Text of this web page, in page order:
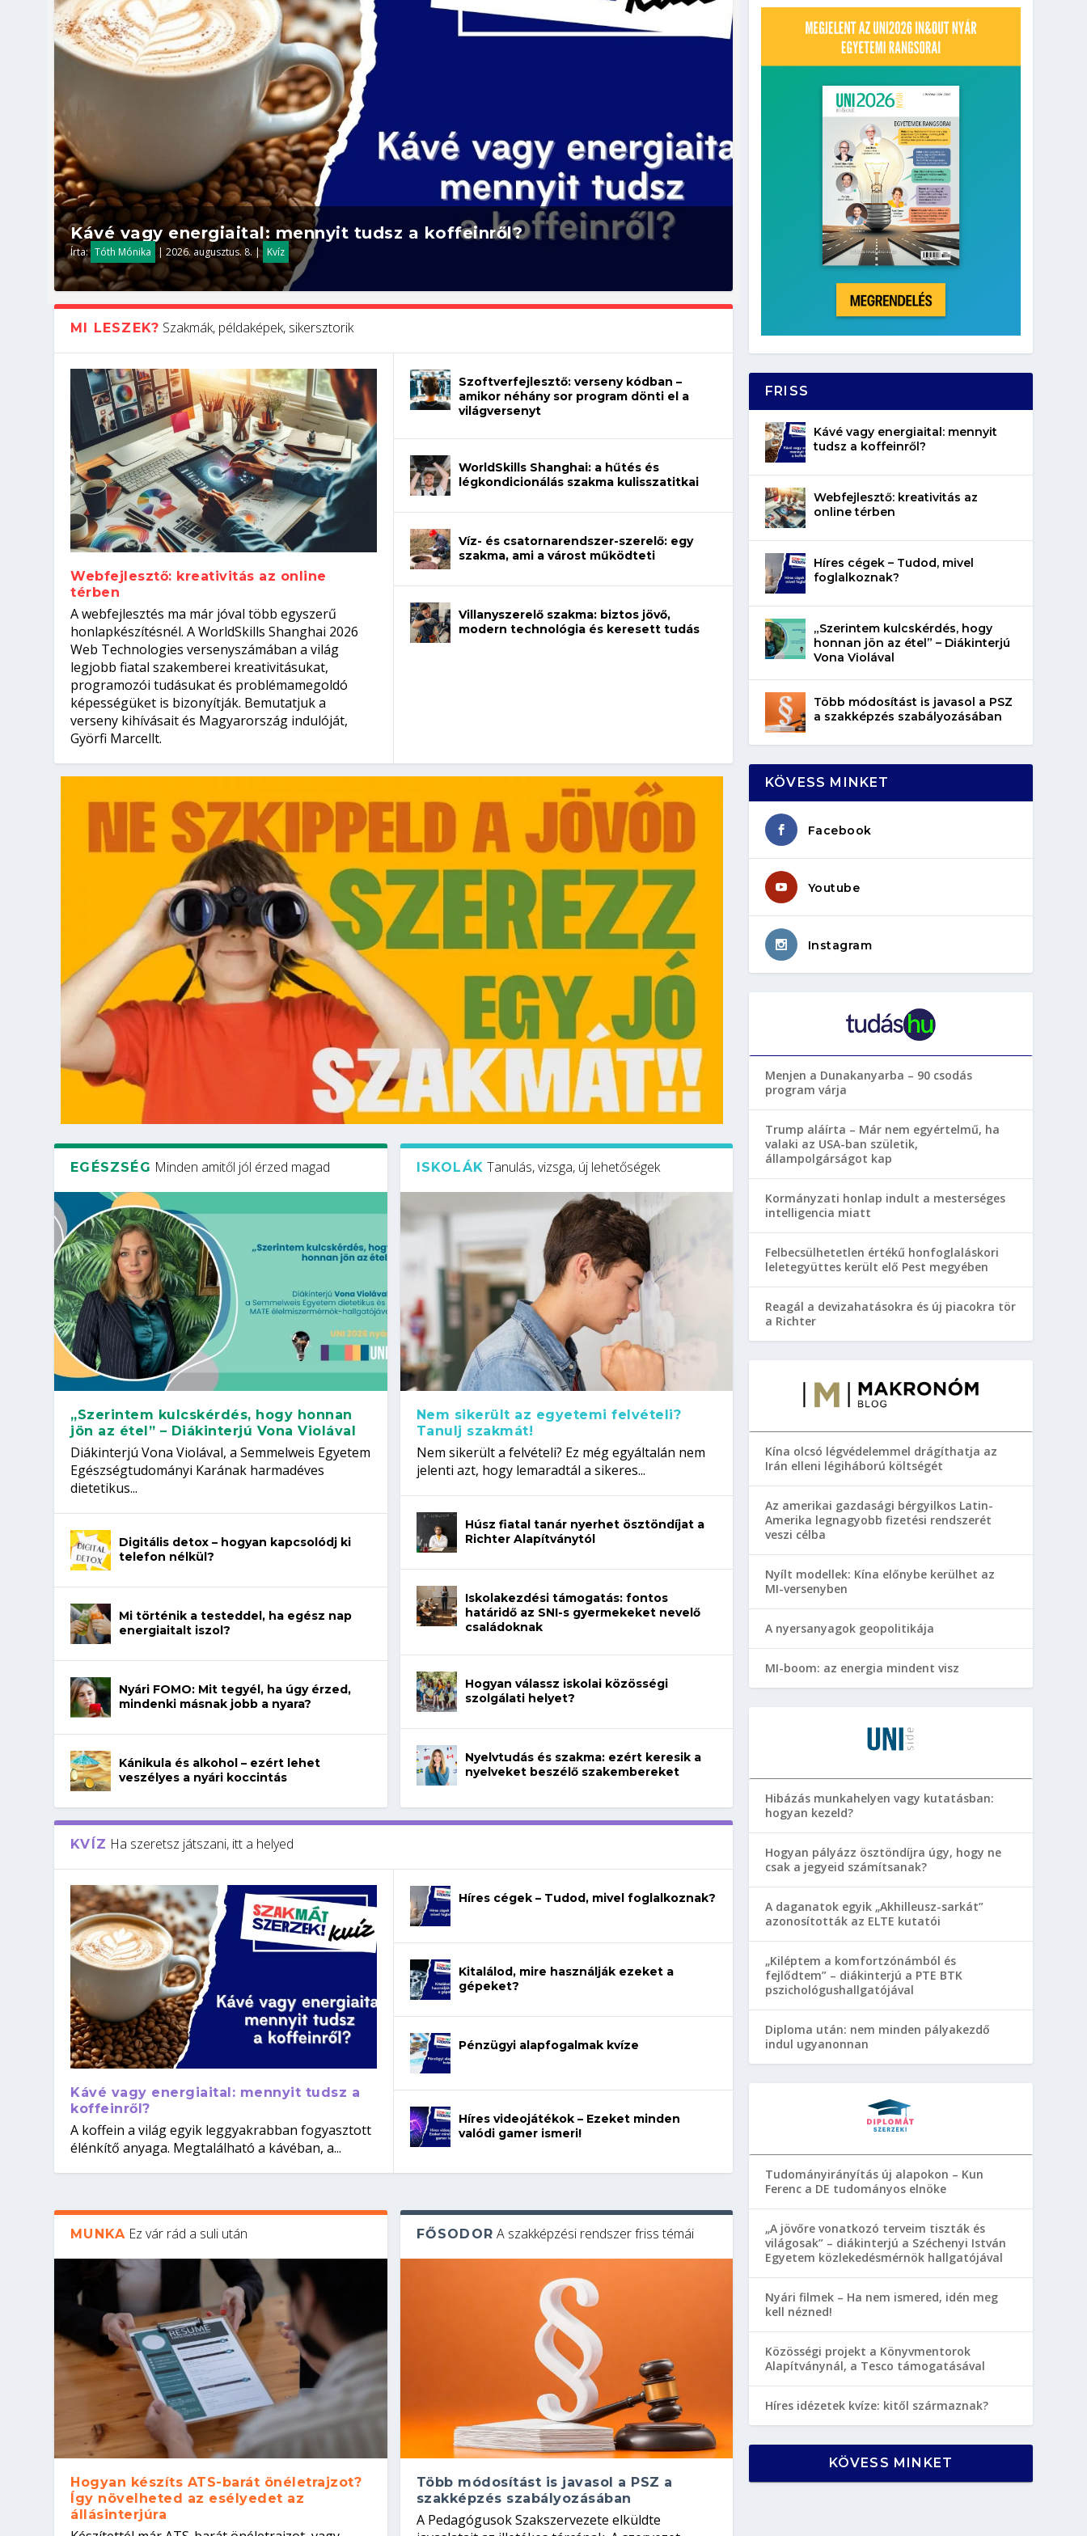
Kávé vagy energiaital: mennyit tudsz a koffeinről?
Írta: Tóth Mónika |2026. augusztus. 8.| Kvíz
Hogyan készíts ATS-barát önéletrajzot? Így növelheted az esélyedet az
állásinterjúra...
Írta: Oláh Erika |2026. augusztus. 5.| Munka
Kitalálod, mire használják ezeket a gépeket?
Írta: Tóth Mónika |2026. augusztus. 4.| Kvíz
Nem sikerült az egyetemi felvételi? Tanulj szakmát!
Írta: Oláh Erika |2026. augusztus. 4.| Iskolák
Szoftverfejlesztő: verseny kódban – amikor néhány sor program dönti
el a világversenyt...
Írta: Szakmát Szerzek | 2026. augusztus. 3.| Mi leszek?
MI LESZEK? Szakmák, példaképek, sikersztorik
Webfejlesztő: kreativitás az online
térben
A webfejlesztés ma már jóval több egyszerű
honlapkészítésnél. A WorldSkills Shanghai 2026
Web Technologies versenyszámában a világ
legjobb fiatal szakemberei kreativitásukat,
programozói tudásukat és problémamegoldó
képességüket is bizonyítják. Bemutatjuk a
verseny kihívásait és Magyarország indulóját,
Györfi Marcellt.
Szoftverfejlesztő: verseny kódban –
amikor néhány sor program dönti el a
világversenyt
WorldSkills Shanghai: a hűtés és
légkondicionálás szakma kulisszatitkai
Víz- és csatornarendszer-szerelő: egy
szakma, ami a várost működteti
Villanyszerelő szakma: biztos jövő,
modern technológia és keresett tudás
EGÉSZSÉG Minden amitől jól érzed magad
„Szerintem kulcskérdés, hogy honnan
jön az étel” – Diákinterjú Vona Violával
Diákinterjú Vona Violával, a Semmelweis Egyetem
Egészségtudományi Karának harmadéves
dietetikus...
Digitális detox – hogyan kapcsolódj ki
telefon nélkül?
Mi történik a testeddel, ha egész nap
energiaitalt iszol?
Nyári FOMO: Mit tegyél, ha úgy érzed,
mindenki másnak jobb a nyara?
Kánikula és alkohol – ezért lehet
veszélyes a nyári koccintás
ISKOLÁK Tanulás, vizsga, új lehetőségek
Nem sikerült az egyetemi felvételi?
Tanulj szakmát!
Nem sikerült a felvételi? Ez még egyáltalán nem
jelenti azt, hogy lemaradtál a sikeres...
Húsz fiatal tanár nyerhet ösztöndíjat a
Richter Alapítványtól
Iskolakezdési támogatás: fontos
határidő az SNI-s gyermekeket nevelő
családoknak
Hogyan válassz iskolai közösségi
szolgálati helyet?
Nyelvtudás és szakma: ezért keresik a
nyelveket beszélő szakembereket
KVÍZ Ha szeretsz játszani, itt a helyed
Kávé vagy energiaital: mennyit tudsz a
koffeinről?
A koffein a világ egyik leggyakrabban fogyasztott
élénkítő anyaga. Megtalálható a kávéban, a...
Híres cégek – Tudod, mivel foglalkoznak?
Kitalálod, mire használják ezeket a
gépeket?
Pénzügyi alapfogalmak kvíze
Híres videojátékok – Ezeket minden
valódi gamer ismeri!
MUNKA Ez vár rád a suli után
Hogyan készíts ATS-barát önéletrajzot?
Így növelheted az esélyedet az
állásinterjúra
FŐSODOR A szakképzési rendszer friss témái
Több módosítást is javasol a PSZ a
szakképzés szabályozásában
A Pedagógusok Szakszervezete elküldte
FRISS
Kávé vagy energiaital: mennyit
tudsz a koffeinről?
Webfejlesztő: kreativitás az
online térben
Híres cégek – Tudod, mivel
foglalkoznak?
„Szerintem kulcskérdés, hogy
honnan jön az étel” – Diákinterjú
Vona Violával
Több módosítást is javasol a PSZ
a szakképzés szabályozásában
KÖVESS MINKET
Facebook
Youtube
Instagram
Menjen a Dunakanyarba – 90 csodás
program várja
Trump aláírta – Már nem egyértelmű, ha
valaki az USA-ban születik,
állampolgárságot kap
Kormányzati honlap indult a mesterséges
intelligencia miatt
Felbecsülhetetlen értékű honfoglaláskori
leletegyüttes került elő Pest megyében
Reagál a devizahatásokra és új piacokra tör
a Richter
Kína olcsó légvédelemmel drágíthatja az
Irán elleni légiháború költségét
Az amerikai gazdasági bérgyilkos Latin-
Amerika legnagyobb fizetési rendszerét
veszi célba
Nyílt modellek: Kína előnybe kerülhet az
MI-versenyben
A nyersanyagok geopolitikája
MI-boom: az energia mindent visz
Hibázás munkahelyen vagy kutatásban:
hogyan kezeld?
Hogyan pályázz ösztöndíjra úgy, hogy ne
csak a jegyeid számítsanak?
A daganatok egyik „Akhilleusz-sarkát”
azonosították az ELTE kutatói
„Kiléptem a komfortzónámból és
fejlődtem” – diákinterjú a PTE BTK
pszichológushallgatójával
Diploma után: nem minden pályakezdő
indul ugyanonnan
Tudományirányítás új alapokon – Kun
Ferenc a DE tudományos elnöke
„A jövőre vonatkozó terveim tiszták és
világosak” – diákinterjú a Széchenyi István
Egyetem közlekedésmérnök hallgatójával
Nyári filmek – Ha nem ismered, idén meg
kell nézned!
Közösségi projekt a Könyvmentorok
Alapítványnál, a Tesco támogatásával
Híres idézetek kvíze: kitől származnak?
KÖVESS MINKET